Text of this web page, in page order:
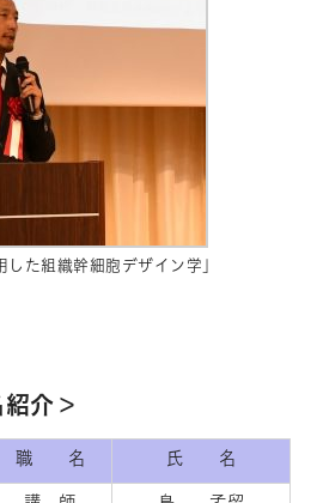
した組織幹細胞デザイン学」
介＞
職 名 氏 名